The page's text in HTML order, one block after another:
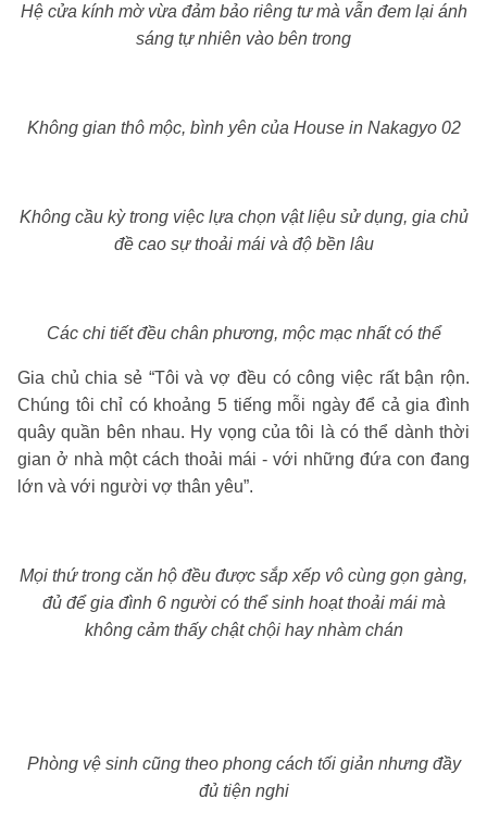
Hệ cửa kính mờ vừa đảm bảo riêng tư mà vẫn đem lại ánh
sáng tự nhiên vào bên trong
Không gian thô mộc, bình yên của House in Nakagyo 02
Không cầu kỳ trong việc lựa chọn vật liệu sử dụng, gia chủ
đề cao sự thoải mái và độ bền lâu
Các chi tiết đều chân phương, mộc mạc nhất có thể
Gia chủ chia sẻ “Tôi và vợ đều có công việc rất bận rộn.
Chúng tôi chỉ có khoảng 5 tiếng mỗi ngày để cả gia đình
quây quần bên nhau. Hy vọng của tôi là có thể dành thời
gian ở nhà một cách thoải mái - với những đứa con đang
lớn và với người vợ thân yêu”.
Mọi thứ trong căn hộ đều được sắp xếp vô cùng gọn gàng,
đủ để gia đình 6 người có thể sinh hoạt thoải mái mà
không cảm thấy chật chội hay nhàm chán
Phòng vệ sinh cũng theo phong cách tối giản nhưng đầy
đủ tiện nghi